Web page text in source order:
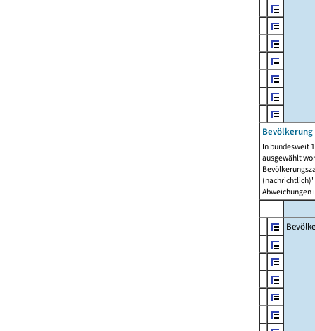
In bundesweit
ausgewählt
Abweichungen